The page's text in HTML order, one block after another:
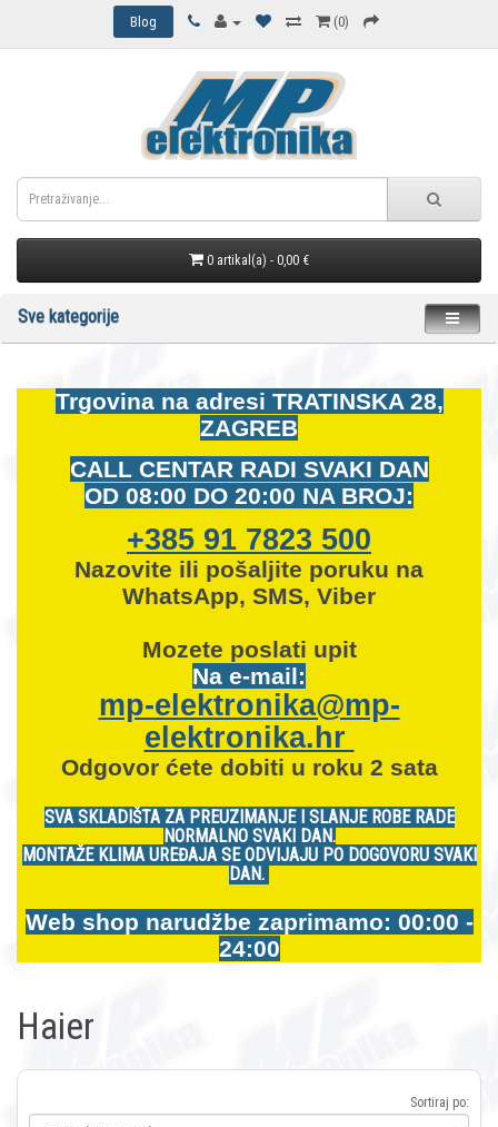
Blog (0)
0 artikal(a) - 0,00 €
Sve kategorije
Trgovina na adresi TRATINSKA 28,
ZAGREB
CALL CENTAR RADI SVAKI DAN
OD 08:00 DO 20:00 NA BROJ:
+385 91 7823 500
Nazovite ili pošaljite poruku na
WhatsApp, SMS, Viber
Mozete poslati upit
Na e-mail:
mp-elektronika@mp-
elektronika.hr
Odgovor ćete dobiti u roku 2 sata
SVA SKLADIŠTA ZA PREUZIMANJE I SLANJE ROBE RADE
NORMALNO SVAKI DAN.
MONTAŽE KLIMA UREĐAJA SE ODVIJAJU PO DOGOVORU SVAKI
DAN.
Web shop narudžbe zaprimamo: 00:00 -
24:00
Haier
Sortiraj po: